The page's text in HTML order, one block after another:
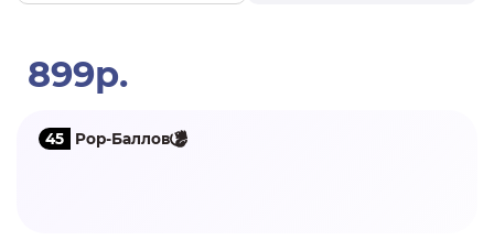
899р.
45 Pop-Баллов